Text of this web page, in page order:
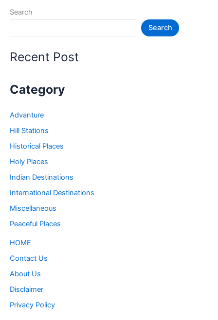
की
Tourist
in
Search
Search
Recent Post
Category
Advanture
Hill Stations
Historical Places
Holy Places
Indian Destinations
International Destinations
Miscellaneous
Peaceful Places
HOME
Contact Us
About Us
Disclaimer
Privacy Policy